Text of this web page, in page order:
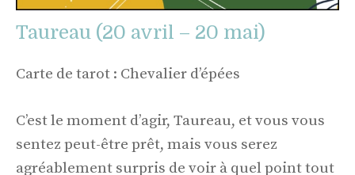
Taureau (20 avril – 20 mai)
Carte de tarot : Chevalier d’épées
C’est le moment d’agir, Taureau, et vous vous
sentez peut-être prêt, mais vous serez
agréablement surpris de voir à quel point tout